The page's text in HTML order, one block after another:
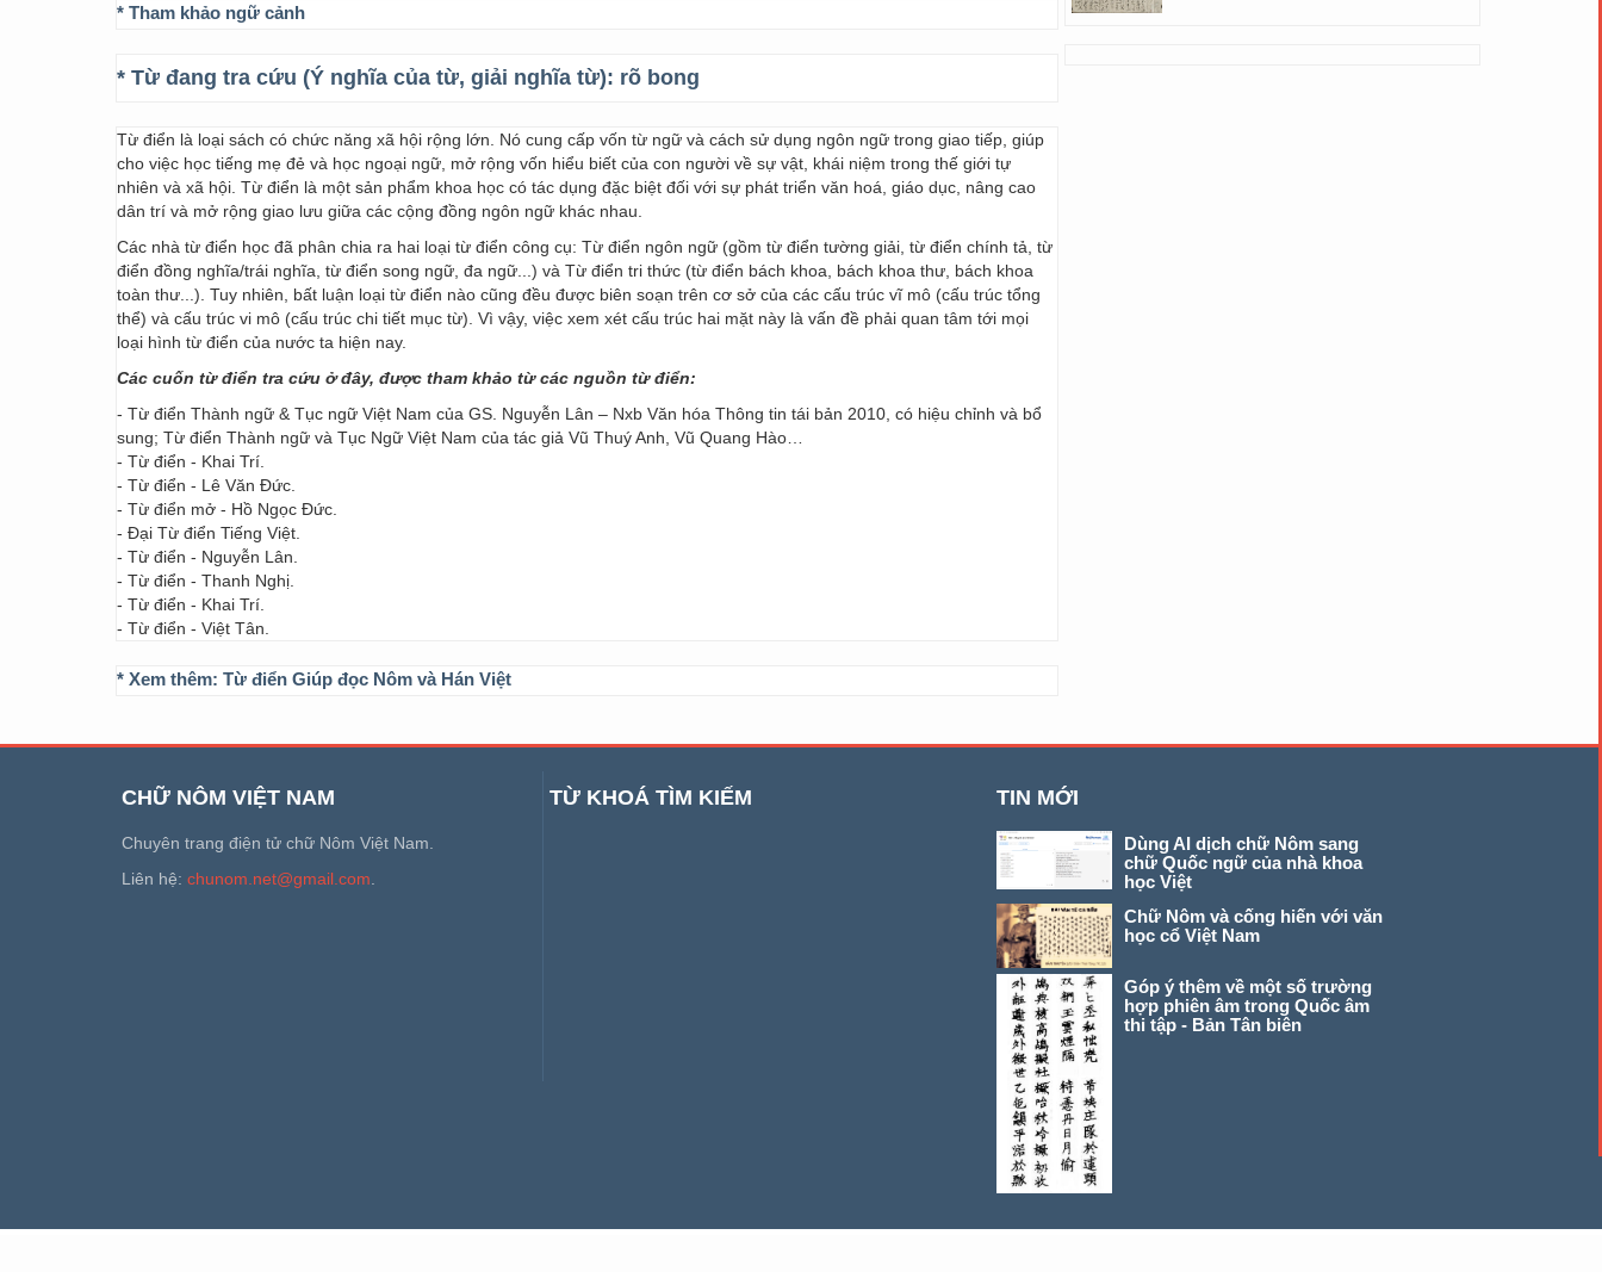
* Tham khảo ngữ cảnh
* Từ đang tra cứu (Ý nghĩa của từ, giải nghĩa từ): rõ bong
Từ điển là loại sách có chức năng xã hội rộng lớn. Nó cung cấp vốn từ ngữ và cách sử dụng ngôn ngữ trong giao tiếp, giúp
cho việc học tiếng mẹ đẻ và học ngoại ngữ, mở rộng vốn hiểu biết của con người về sự vật, khái niệm trong thế giới tự
nhiên và xã hội. Từ điển là một sản phẩm khoa học có tác dụng đặc biệt đối với sự phát triển văn hoá, giáo dục, nâng cao
dân trí và mở rộng giao lưu giữa các cộng đồng ngôn ngữ khác nhau.
Các nhà từ điển học đã phân chia ra hai loại từ điển công cụ: Từ điển ngôn ngữ (gồm từ điển tường giải, từ điển chính tả, từ
điển đồng nghĩa/trái nghĩa, từ điển song ngữ, đa ngữ...) và Từ điển tri thức (từ điển bách khoa, bách khoa thư, bách khoa
toàn thư...). Tuy nhiên, bất luận loại từ điển nào cũng đều được biên soạn trên cơ sở của các cấu trúc vĩ mô (cấu trúc tổng
thể) và cấu trúc vi mô (cấu trúc chi tiết mục từ). Vì vậy, việc xem xét cấu trúc hai mặt này là vấn đề phải quan tâm tới mọi
loại hình từ điển của nước ta hiện nay.
Các cuốn từ điển tra cứu ở đây, được tham khảo từ các nguồn từ điển:
- Từ điển Thành ngữ & Tục ngữ Việt Nam của GS. Nguyễn Lân – Nxb Văn hóa Thông tin tái bản 2010, có hiệu chỉnh và bổ
sung; Từ điển Thành ngữ và Tục Ngữ Việt Nam của tác giả Vũ Thuý Anh, Vũ Quang Hào…
- Từ điển - Khai Trí.
- Từ điển - Lê Văn Đức.
- Từ điển mở - Hồ Ngọc Đức.
- Đại Từ điển Tiếng Việt.
- Từ điển - Nguyễn Lân.
- Từ điển - Thanh Nghị.
- Từ điển - Khai Trí.
- Từ điển - Việt Tân.
* Xem thêm: Từ điển Giúp đọc Nôm và Hán Việt
CHỮ NÔM VIỆT NAM
Chuyên trang điện tử chữ Nôm Việt Nam.
Liên hệ: chunom.net@gmail.com
TỪ KHOÁ TÌM KIẾM TIN MỚI
Dùng AI dịch chữ Nôm sang
chữ Quốc ngữ của nhà khoa
học Việt
Chữ Nôm và cống hiến với văn
học cổ Việt Nam
Góp ý thêm về một số trường
hợp phiên âm trong Quốc âm
thi tập - Bản Tân biên